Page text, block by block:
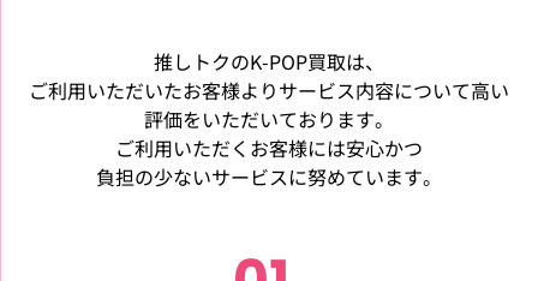
推しトクのK-POP買取は、
ご利用いただいたお客様よりサービス内容について高い
評価をいただいております。
ご利用いただくお客様には安心かつ
負担の少ないサービスに努めています。